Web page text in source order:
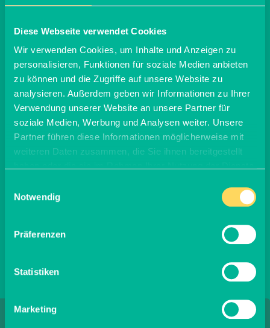
Diese Webseite verwendet Cookies
Wir verwenden Cookies, um Inhalte und Anzeigen zu
personalisieren, Funktionen für soziale Medien anbieten
zu können und die Zugriffe auf unsere Website zu
analysieren. Außerdem geben wir Informationen zu Ihrer
Verwendung unserer Website an unsere Partner für
soziale Medien, Werbung und Analysen weiter. Unsere
Partner führen diese Informationen möglicherweise mit
weiteren Daten zusammen, die Sie ihnen bereitgestellt
Notwendig
Präferenzen
Statistiken
Marketing
sich einige Wochen bei Dir zu Hause halten. Achte
glänzend sind, wenn Du einen bereits geschlagenen
Baum kaufst. Auch eine helle Schnittkante ist ein
Indikator dafür, dass der Christbaum erst kürzlich
geschlagen wurde. Lagere Deinen Baum möglichst
noch ein paar Tage in einem mit Wasser gefüllten
Eimer draußen, bevor Du ihn in die heizungswarmen
Räume holst. Vor dem Reinholen den
Weihnachtsbaum möglichst noch einmal an der
Schnittkante am Stamm absägen und auch im
Inneren ins Wasser stellen. Wenn Du einen
Baumständer ohne Wasserzufuhr nutzt, solltest Du
die Nadeln regelmäßig mit Wasser besprühen.